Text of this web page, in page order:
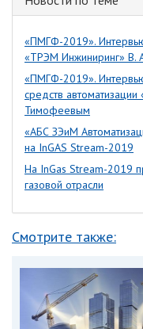
«ПМГФ-2019».
«ТРЭМ Инжиниринг» В.
«ПМГФ-2019».
средств
Тимофеевым
«АБС ЗЭиМ
на InGAS Stream-2019
На InGas Stream-2019
газовой отрасли
Смотрите также: